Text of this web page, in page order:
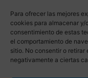
Para ofrecer las mejores
cookies para almacenar
consentimiento de estas
el comportamiento de
sitio. No consentir o
negativamente a ciertas